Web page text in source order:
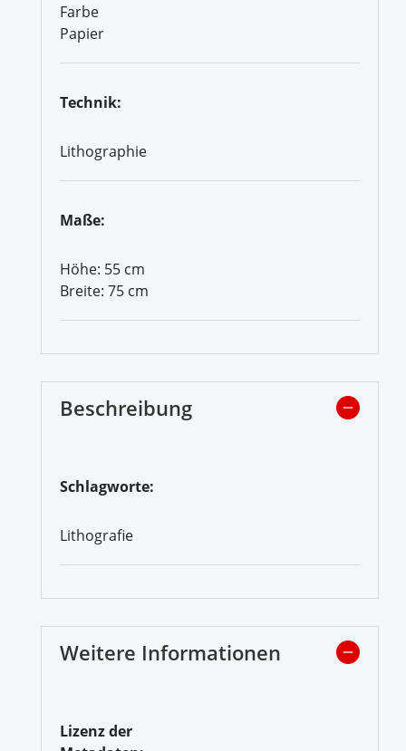
Farbe
Papier
Technik:
Lithographie
Maße:
Höhe: 55 cm
Breite: 75 cm
Beschreibung
Schlagworte:
Lithografie
Weitere Informationen
Lizenz der